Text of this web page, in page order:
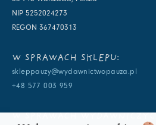
NIP 5252024273
REGON 367470313
W SPRAWACH SKLEPU:
skleppauzy@wydawnictwopauza.pl
+48 577 003 959